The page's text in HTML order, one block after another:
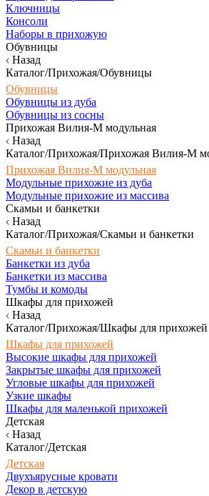
Ключницы
Консоли
Наборы в прихожую
Обувницы
Назад
Каталог/Прихожая/Обувницы
Обувницы
Обувницы из дуба
Обувницы из сосны
Прихожая Вилия-М модульная
Назад
Каталог/Прихожая/Прихожая Вилия-М
Прихожая Вилия-М модульная
Модульные прихожие из дуба
Модульные прихожие из массива
Скамьи и банкетки
Назад
Каталог/Прихожая/Скамьи и банкетки
Скамьи и банкетки
Банкетки из дуба
Банкетки из массива
Тумбы и комоды
Шкафы для прихожей
Назад
Каталог/Прихожая/Шкафы для прихожей
Шкафы для прихожей
Высокие шкафы для прихожей
Закрытые шкафы для прихожей
Угловые шкафы для прихожей
Узкие шкафы
Шкафы для маленькой прихожей
Детская
Назад
Каталог/Детская
Детская
Двухъярусные кровати
Декор в детскую